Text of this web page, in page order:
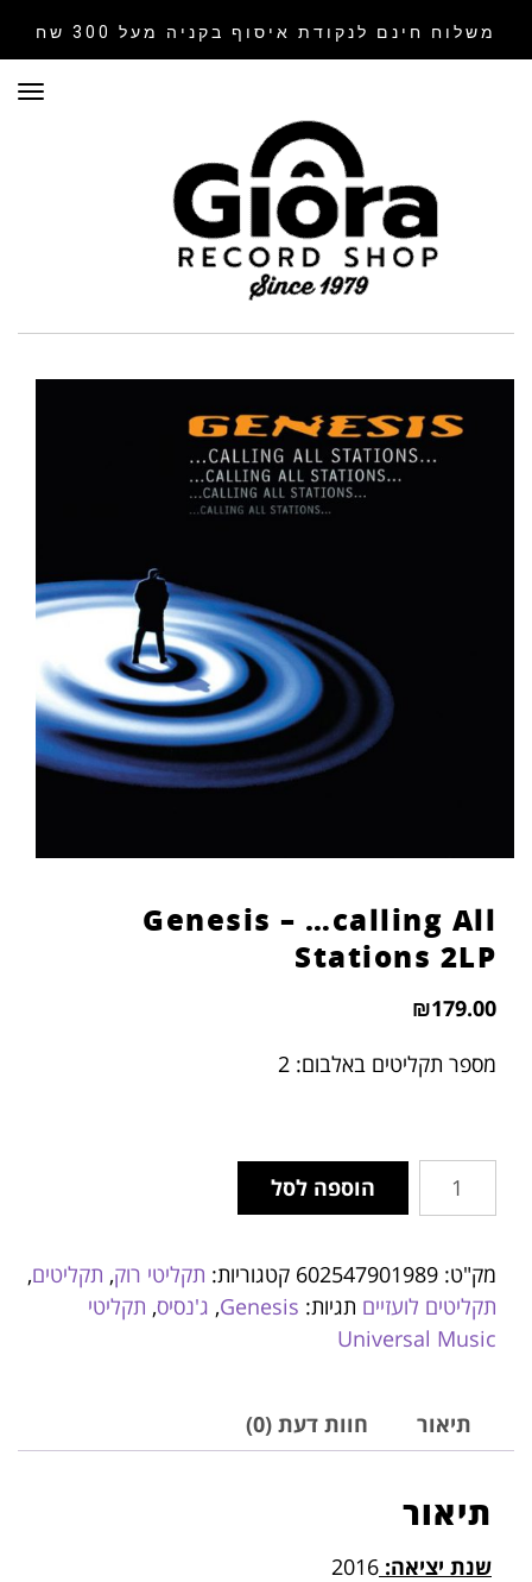
משלוח חינם לנקודת איסוף בקניה מעל 300 שח
Genesis – …calling All
Stations 2LP
₪179.00
מספר תקליטים באלבום: 2
הוספה לסל
מק"ט: 602547901989 קטגוריות: תקליטי רוק, תקליטים,
תקליטים לועזיים תגיות: Genesis
, ג'נסיס, תקליטי
Universal Music
תיאור חוות דעת (0)
תיאור
שנת יציאה: 2016